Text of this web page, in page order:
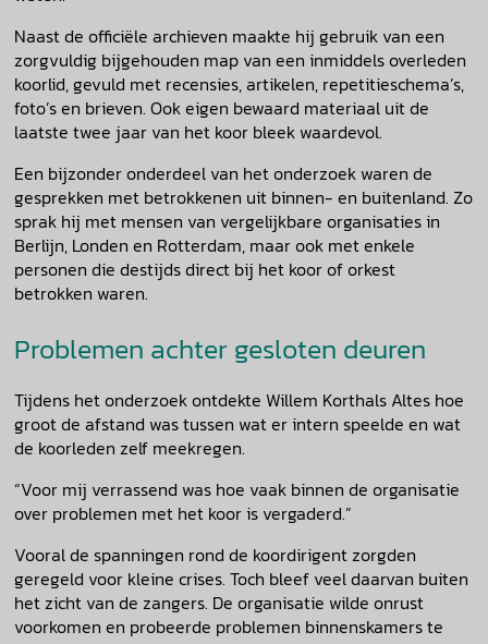
Naast de officiële archieven maakte hij gebruik van een
zorgvuldig bijgehouden map van een inmiddels overleden
koorlid, gevuld met recensies, artikelen, repetitieschema’s,
foto’s en brieven. Ook eigen bewaard materiaal uit de
laatste twee jaar van het koor bleek waardevol.
Een bijzonder onderdeel van het onderzoek waren de
gesprekken met betrokkenen uit binnen- en buitenland. Zo
sprak hij met mensen van vergelijkbare organisaties in
Berlijn, Londen en Rotterdam, maar ook met enkele
personen die destijds direct bij het koor of orkest
betrokken waren.
Problemen achter gesloten deuren
Tijdens het onderzoek ontdekte Willem Korthals Altes hoe
groot de afstand was tussen wat er intern speelde en wat
de koorleden zelf meekregen.
“Voor mij verrassend was hoe vaak binnen de organisatie
over problemen met het koor is vergaderd.”
Vooral de spanningen rond de koordirigent zorgden
geregeld voor kleine crises. Toch bleef veel daarvan buiten
het zicht van de zangers. De organisatie wilde onrust
voorkomen en probeerde problemen binnenskamers te